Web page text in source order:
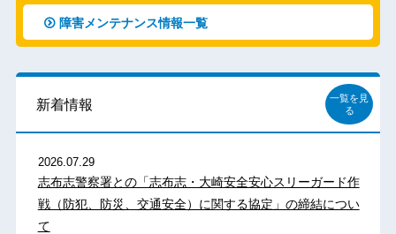
障害メンテナンス情報一覧
新着情報
一覧を見
る
2026.07.29
志布志警察署との「志布志・大崎安全安心スリーガード作
戦（防犯、防災、交通安全）に関する協定」の締結につい
て